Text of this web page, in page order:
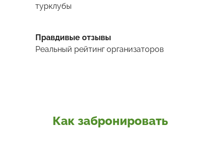
турклубы
Правдивые отзывы
Реальный рейтинг организаторов
Как забронировать